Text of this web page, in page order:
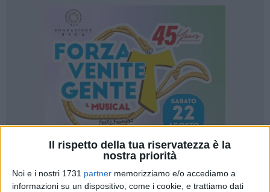
Il rispetto della tua riservatezza è la
nostra priorità
Noi e i nostri 1731 partner memorizziamo e/o accediamo a
informazioni su un dispositivo, come i cookie, e trattiamo dati
25